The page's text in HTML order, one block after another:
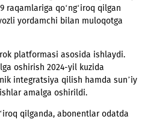
bosishi shart emas
qo‘ng‘iroqlar markazining
tizimiga
raqamlariga qo‘ng‘iroq
ovozli yordamchi bilan
idrok platformasi asosida